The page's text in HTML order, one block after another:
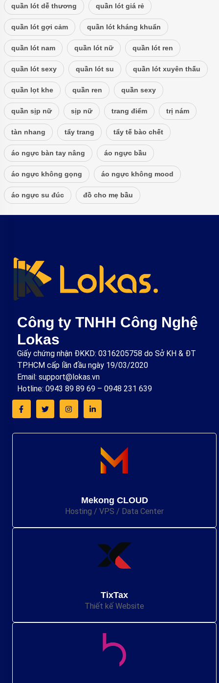
quần lót dễ thương quần lót giá rẻ
quần lót gợi cảm quần lót kháng khuẩn
quần lót nam quần lót nữ quần lót ren
quần lót sexy quần lót su quần lót xuyên thấu
quần lọt khe quần ren quần sexy
quần sịp nữ sịp nữ trang điểm trị nám
tàn nhang tẩy trang tẩy tế bào chết
áo ngực bàn tay nâng áo ngực bầu
áo ngực không gọng áo ngực không mood
áo ngực su đúc đồ cho mẹ bầu
Công ty TNHH Công Nghệ
Lokas
Giấy chứng nhận ĐKKD: 0316205758 do Sở KH & ĐT
TP.HCM cấp lần đầu ngày 19/03/2020
Email: support@lokas.vn
Hotline: 0943 89 89 69 – 0948 231 639
Mekong CLOUD
Hosting / VPS / Data Center
TixTax
Thiết kế Website